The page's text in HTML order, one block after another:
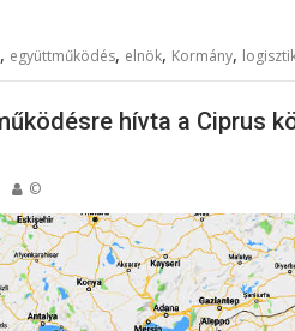
, együttműködés, elnök, Kormány,
hívta a Ciprus
©